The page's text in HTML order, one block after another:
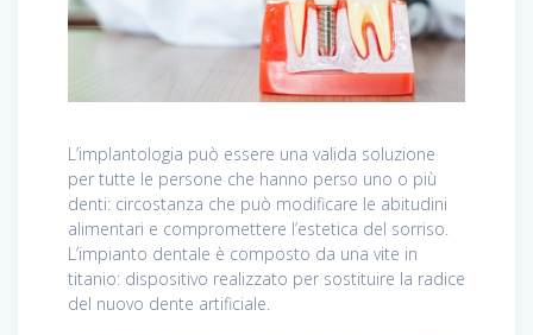
L’implantologia può essere una valida soluzione
per tutte le persone che hanno perso uno o più
denti: circostanza che può modificare le abitudini
alimentari e compromettere l’estetica del sorriso.
L’impianto dentale è composto da una vite in
titanio: dispositivo realizzato per sostituire la radice
del nuovo dente artificiale.